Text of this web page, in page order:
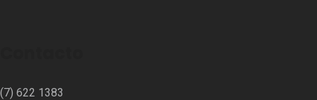
(7) 622 1383